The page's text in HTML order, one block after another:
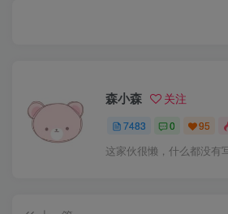
森小森 关注
7483 0 95
这家伙很懒，什么都没有